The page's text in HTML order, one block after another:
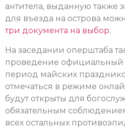
антитела, выданную также
для въезда на острова
три документа на выбор.
На заседании оперштаба
проведение
период майских
отмечаться в режиме
будут открыты для
обязательным
всех остальных